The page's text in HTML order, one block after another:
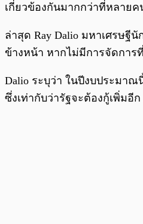
เกี่ยวข้องกันมากกว่าที่หลาย
ล่าสุด Ray Dalio มหาเศรษฐี
ข้างหน้า หากไม่มีการจัดการ
Dalio ระบุว่า ในปีงบประมา
ซึ่งเท่ากับว่ารัฐจะต้องกู้เพิ่มอี